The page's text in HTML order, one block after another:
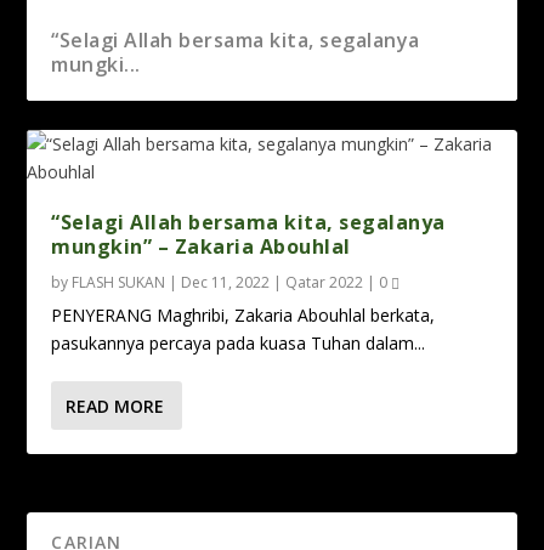
“Selagi Allah bersama kita, segalanya
mungki...
“Selagi Allah bersama kita, segalanya
mungkin” – Zakaria Abouhlal
by FLASH SUKAN | Dec 11, 2022 | Qatar 2022 | 0
PENYERANG Maghribi, Zakaria Abouhlal berkata,
pasukannya percaya pada kuasa Tuhan dalam...
READ MORE